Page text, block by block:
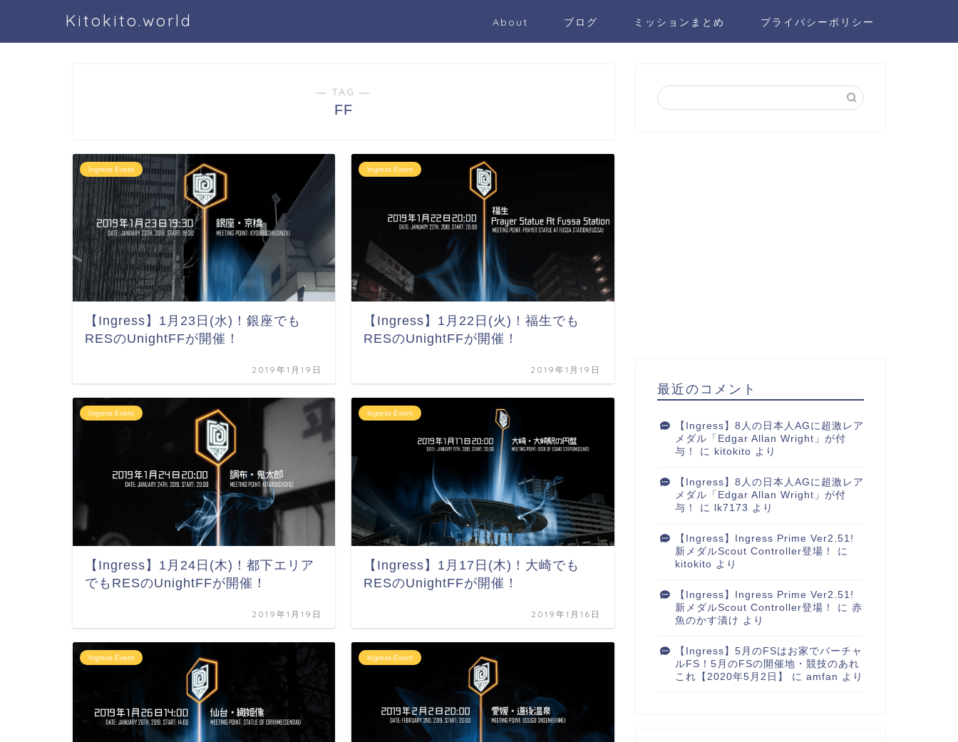
Kitokito.world About ブログ ミッションまとめ プライバシーポリシー
― TAG ―
FF
Ingress Event
【Ingress】1月23日(水)！銀座でも
RESのUnightFFが開催！
2019年1月19日
Ingress Event
【Ingress】1月22日(火)！福生でも
RESのUnightFFが開催！
2019年1月19日
Ingress Event
【Ingress】1月24日(木)！都下エリア
でもRESのUnightFFが開催！
2019年1月19日
Ingress Event
【Ingress】1月17日(木)！大崎でも
RESのUnightFFが開催！
2019年1月16日
Ingress Event Ingress Event
最近のコメント
【Ingress】8人の日本人AGに超激レア
メダル「Edgar Allan Wright」が付
与！
に kitokito より
【Ingress】8人の日本人AGに超激レア
メダル「Edgar Allan Wright」が付
与！
に lk7173 より
【Ingress】Ingress Prime Ver2.51!
新メダルScout Controller登場！
に
kitokito より
【Ingress】Ingress Prime Ver2.51!
新メダルScout Controller登場！
に 赤
魚のかす漬け より
【Ingress】5月のFSはお家でバーチャ
ルFS！5月のFSの開催地・競技のあれ
これ【2020年5月2日】
に amfan より